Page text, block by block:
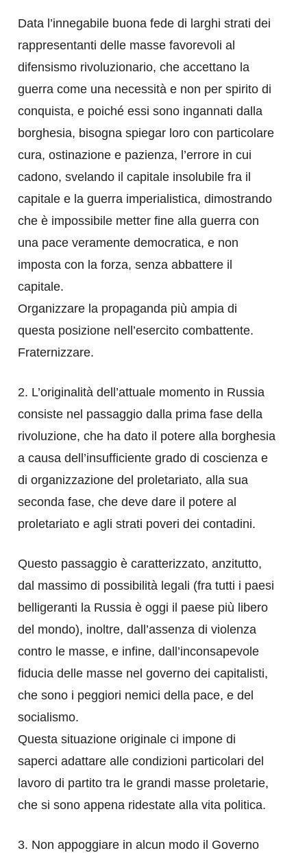
Data l’innegabile buona fede di larghi strati dei
rappresentanti delle masse favorevoli al
difensismo rivoluzionario, che accettano la
guerra come una necessità e non per spirito di
conquista, e poiché essi sono ingannati dalla
borghesia, bisogna spiegar loro con particolare
cura, ostinazione e pazienza, l’errore in cui
cadono, svelando il capitale insolubile fra il
capitale e la guerra imperialistica, dimostrando
che è impossibile metter fine alla guerra con
una pace veramente democratica, e non
imposta con la forza, senza abbattere il
capitale.
Organizzare la propaganda più ampia di
questa posizione nell’esercito combattente.
Fraternizzare.
2. L’originalità dell’attuale momento in Russia
consiste nel passaggio dalla prima fase della
rivoluzione, che ha dato il potere alla borghesia
a causa dell’insufficiente grado di coscienza e
di organizzazione del proletariato, alla sua
seconda fase, che deve dare il potere al
proletariato e agli strati poveri dei contadini.
Questo passaggio è caratterizzato, anzitutto,
dal massimo di possibilità legali (fra tutti i paesi
belligeranti la Russia è oggi il paese più libero
del mondo), inoltre, dall’assenza di violenza
contro le masse, e infine, dall’inconsapevole
fiducia delle masse nel governo dei capitalisti,
che sono i peggiori nemici della pace, e del
socialismo.
Questa situazione originale ci impone di
saperci adattare alle condizioni particolari del
lavoro di partito tra le grandi masse proletarie,
che si sono appena ridestate alla vita politica.
3. Non appoggiare in alcun modo il Governo